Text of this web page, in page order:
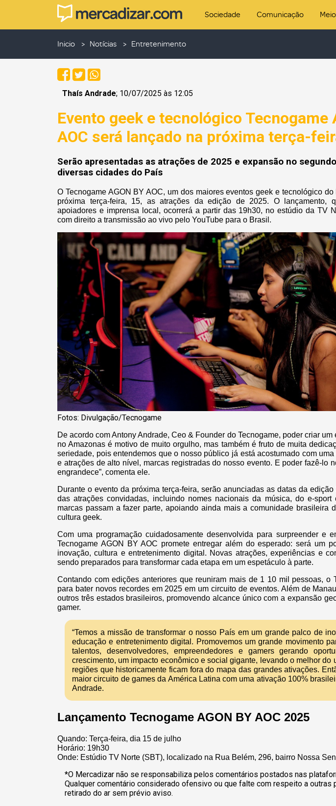
Sociedade Comunicação
Inicio Notícias Entretenimento
Thaís Andrade; 10/07/2025 às 12:05
Evento geek e tecnológico Tecnogame
AOC será lançado na próxima terça-
Serão apresentadas as atrações de 2025 e expansão no
diversas cidades do País
O Tecnogame AGON BY AOC, um dos maiores eventos geek e tecnológico
próxima terça-feira, 15, as atrações da edição de 2025. O lançamento,
apoiadores e imprensa local, ocorrerá a partir das 19h30, no estúdio da TV
com direito a transmissão ao vivo pelo YouTube para o Brasil.
Fotos: Divulgação/Tecnogame
De acordo com Antony Andrade, Ceo & Founder do Tecnogame, poder criar
no Amazonas é motivo de muito orgulho, mas também é fruto de muita
seriedade, pois entendemos que o nosso público já está acostumado com
e atrações de alto nível, marcas registradas do nosso evento. E poder fazê-lo
engrandece”, comenta ele.
Durante o evento da próxima terça-feira, serão anunciadas as datas da
das atrações convidadas, incluindo nomes nacionais da música, do e-sport
marcas passam a fazer parte, apoiando ainda mais a comunidade brasileira
cultura geek.
Com uma programação cuidadosamente desenvolvida para surpreender e
Tecnogame AGON BY AOC promete entregar além do esperado: será um
inovação, cultura e entretenimento digital. Novas atrações, experiências e
sendo preparados para transformar cada etapa em um espetáculo à parte.
Contando com edições anteriores que reuniram mais de 1 10 mil pessoas, o
para bater novos recordes em 2025 em um circuito de eventos. Além de
outros três estados brasileiros, promovendo alcance único com a expansão
gamer.
“Temos a missão de transformar o nosso País em um grande palco de
educação e entretenimento digital. Promovemos um grande movimento
talentos, desenvolvedores, empreendedores e gamers gerando
crescimento, um impacto econômico e social gigante, levando o melhor do
regiões que historicamente ficam fora do mapa das grandes ativações.
maior circuito de games da América Latina com uma ativação 100%
Andrade.
Lançamento Tecnogame AGON BY AOC 2025
Quando: Terça-feira, dia 15 de julho
Horário: 19h30
Onde: Estúdio TV Norte (SBT), localizado na Rua Belém, 296, bairro Nossa
*O Mercadizar não se responsabiliza pelos comentários postados nas
Qualquer comentário considerado ofensivo ou que falte com respeito a outras
retirado do ar sem prévio aviso.